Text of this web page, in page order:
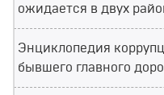
ожидается в двух
Энциклопедия
бывшего главного